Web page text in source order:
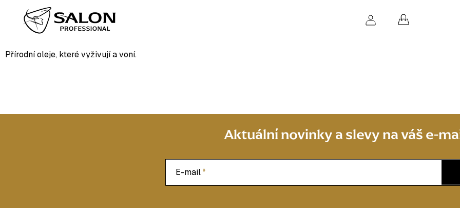
NÁKUPNÍ
KOŠÍK
Domů / Slovník pojmů
ESENCIÁLNÍ OLEJE
Přírodní oleje, které vyživují a voní.
Aktuální novinky a slevy na váš e-
E-mail